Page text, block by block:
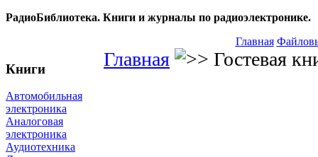
РадиоБиблиотека. Книги и журналы по радиоэлектронике.
Главная
Книги
Автомобильная
электроника
Аналоговая
электроника
Аудиотехника
Главная Гостевая